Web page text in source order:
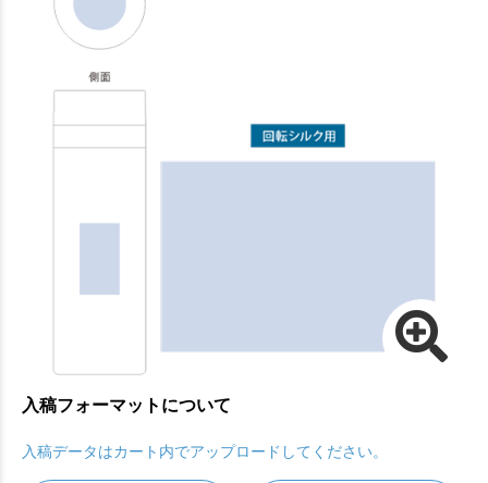
入稿フォーマットについて
入稿データはカート内でアップロードしてください。